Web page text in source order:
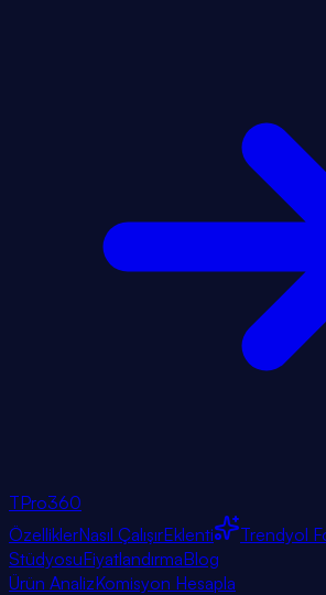
TPro360
ÖzelliklerNasıl ÇalışırEklenti
Trendyol
StüdyosuFiyatlandırmaBlog
Ürün AnalizKomisyon Hesapla